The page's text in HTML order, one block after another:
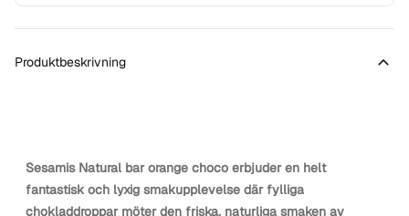
Produktbeskrivning
Sesamis Natural bar orange choco erbjuder en helt
fantastisk och lyxig smakupplevelse där fylliga
chokladdroppar möter den friska, naturliga smaken av